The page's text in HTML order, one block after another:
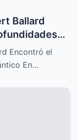
Ballard
Encontró el
En…